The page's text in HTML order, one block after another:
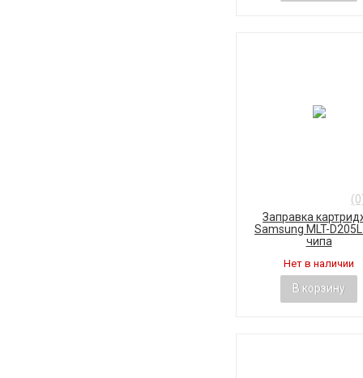
Заправка
Samsung MLT-
чипа
Нет в наличии
В корзину